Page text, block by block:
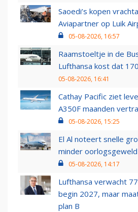
Saoedi’s kopen
Aviapartner op Luik
05-08-2026, 16:57
Raamstoeltje in de
Lufthansa kost dat
05-08-2026, 16:41
Cathay Pacific ziet
A350F maanden
05-08-2026, 15:25
El Al noteert snelle
minder oorlogsgeweld
05-08-2026, 14:17
Lufthansa verwacht
begin 2027, maar
plan B